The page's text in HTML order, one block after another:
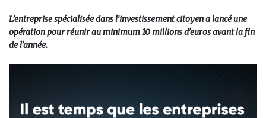
L’entreprise spécialisée dans l’investissement citoyen a lancé une
opération pour réunir au minimum 10 millions d’euros avant la fin
de l’année.